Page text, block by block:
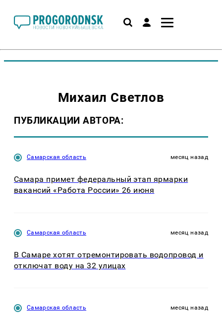
Михаил Светлов
ПУБЛИКАЦИИ АВТОРА:
Самарская область месяц назад
Самара примет федеральный этап ярмарки
вакансий «Работа России» 26 июня
Самарская область месяц назад
В Самаре хотят отремонтировать водопровод и
отключат воду на 32 улицах
Самарская область месяц назад